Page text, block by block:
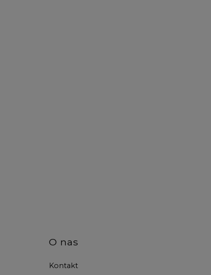
O nas
Kontakt